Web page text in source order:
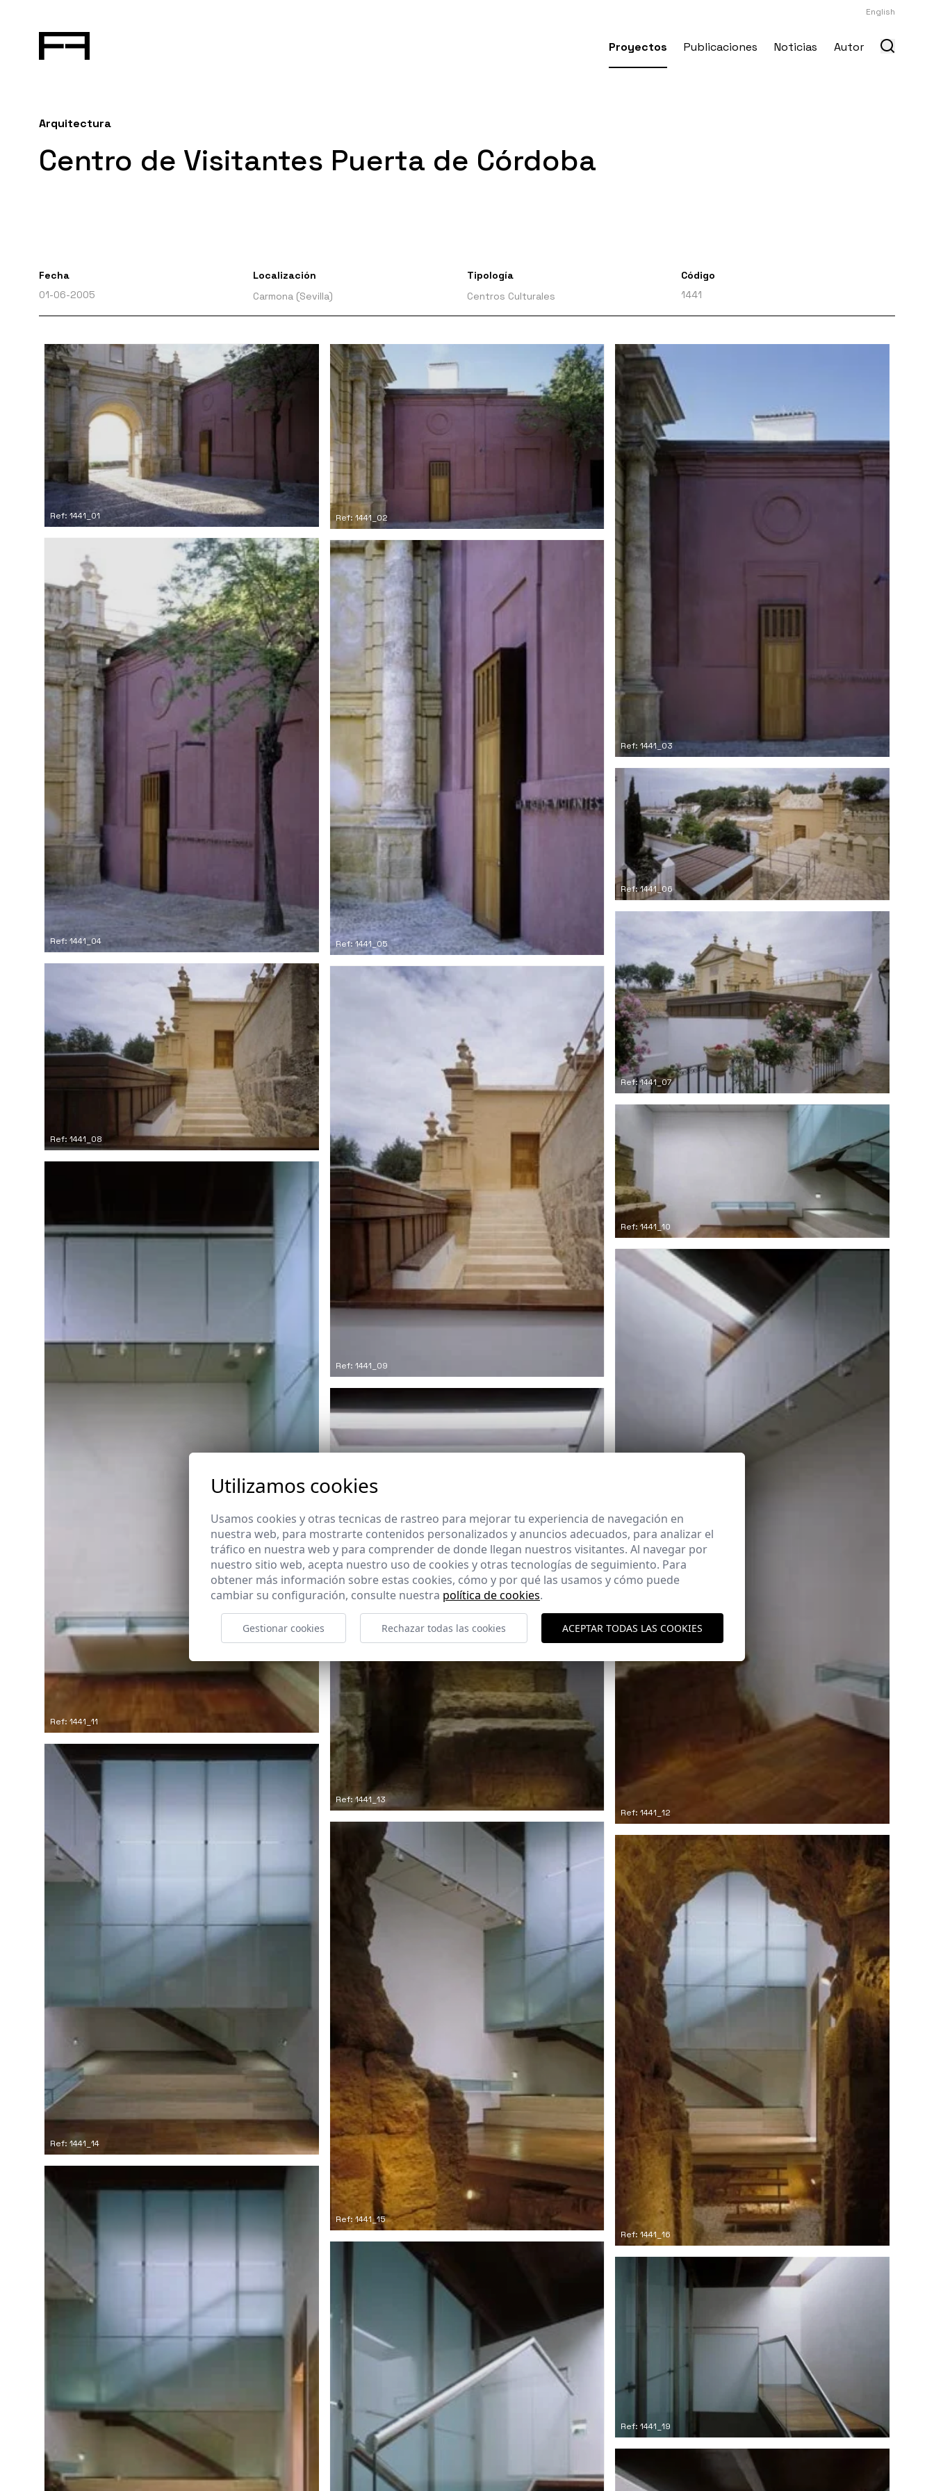
English
Proyectos Publicaciones Noticias Autor
Arquitectura
Centro de Visitantes Puerta de Córdoba
Fecha
01-06-2005
Localización
Carmona (Sevilla)
Tipología
Centros Culturales
Código
1441
Ref: 1441_01 Ref: 1441_02
Ref: 1441_03
Ref: 1441_04 Ref: 1441_05
Ref: 1441_06
Ref: 1441_07
Ref: 1441_08
Ref: 1441_09
Ref: 1441_10
Ref: 1441_11
Ref: 1441_12
Ref: 1441_13
Ref: 1441_14
Ref: 1441_15
Ref: 1441_16
Ref: 1441_19
Utilizamos cookies
Usamos cookies y otras tecnicas de rastreo para mejorar tu experiencia de navegación en
nuestra web, para mostrarte contenidos personalizados y anuncios adecuados, para analizar el
tráfico en nuestra web y para comprender de donde llegan nuestros visitantes. Al navegar por
nuestro sitio web, acepta nuestro uso de cookies y otras tecnologías de seguimiento. Para
obtener más información sobre estas cookies, cómo y por qué las usamos y cómo puede
cambiar su configuración, consulte nuestra política de cookies.
Gestionar cookies Rechazar todas las cookies ACEPTAR TODAS LAS COOKIES